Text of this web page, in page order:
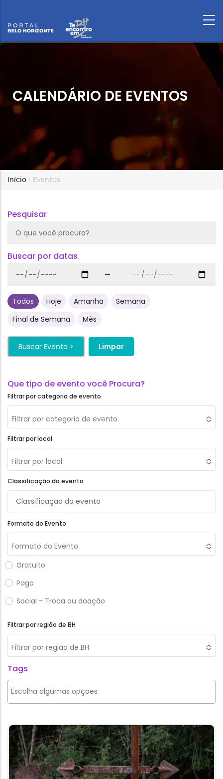
CALENDÁRIO DE EVENTOS
Trilha
navegação
Início - Eventos
Pesquisar
Buscar por datas
—
Todos Hoje Amanhã
Semana
Final de Semana
Mês
Filtrar por local
Filtrar por local
Classificação do evento
Formato do Evento
Formato do Evento
Gratuito
Pago
Social - Troca ou doação
Filtrar por categoria de evento
Filtrar por categoria de evento
Filtrar por região de BH
Filtrar por região de BH
Tags